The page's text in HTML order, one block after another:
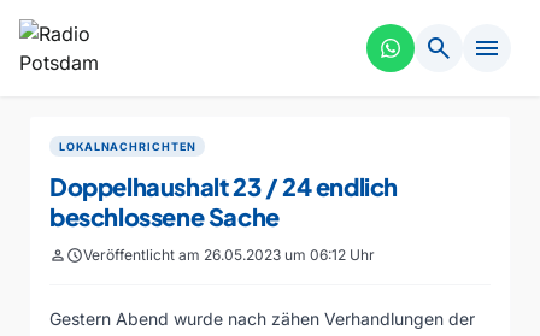
search menu
LOKALNACHRICHTEN
Doppelhaushalt 23 / 24 endlich
beschlossene Sache
personscheduleVeröffentlicht am 26.05.2023 um 06:12 Uhr
Gestern Abend wurde nach zähen Verhandlungen der